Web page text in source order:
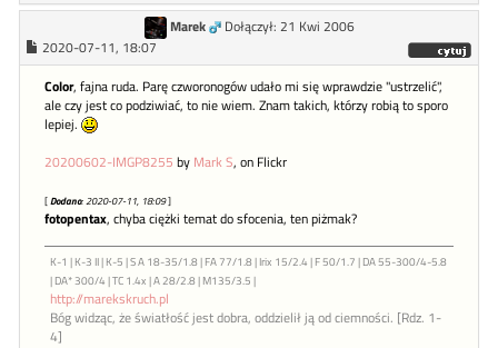
Marek
Dołączył: 21 Kwi 2006
2020-07-11, 18:07
Color, fajna ruda. Parę czworonogów udało mi się wprawdzie "ustrzelić",
ale czy jest co podziwiać, to nie wiem. Znam takich, którzy robią to sporo
lepiej.
20200602-IMGP8255 by Mark S, on Flickr
[Dodano: 2020-07-11, 18:09]
fotopentax, chyba ciężki temat do sfocenia, ten piżmak?
K-1 | K-3 II | K-5 | S A 18-35/1.8 | FA 77/1.8 | Irix 15/2.4 | F 50/1.7 | DA 55-300/4-5.8
| DA* 300/4 | TC 1.4x | A 28/2.8 | M135/3.5 |
http://marekskruch.pl
Bóg widząc, że światłość jest dobra, oddzielił ją od ciemności. [Rdz. 1-
4]